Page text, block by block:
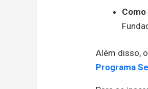
Além disso,
Programa